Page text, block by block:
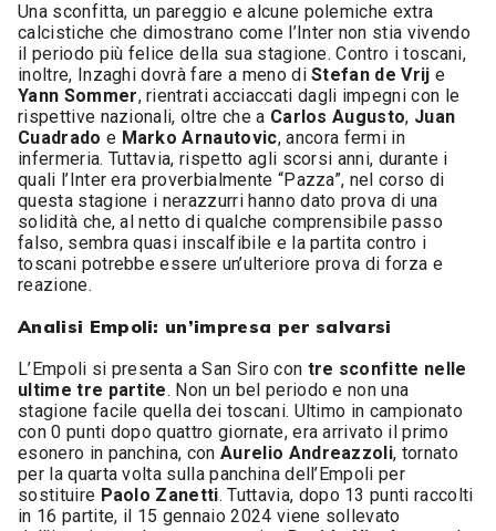
Una sconfitta, un pareggio e alcune polemiche extra
calcistiche che dimostrano come l’Inter non stia vivendo
il periodo più felice della sua stagione. Contro i toscani,
inoltre, Inzaghi dovrà fare a meno diStefan de Vrij e
Yann Sommer, rientrati acciaccati dagli impegni con le
rispettive nazionali, oltre che a Carlos Augusto, Juan
Cuadrado e Marko Arnautovic, ancora fermi in
infermeria. Tuttavia, rispetto agli scorsi anni, durante i
quali l’Inter era proverbialmente “Pazza”, nel corso di
questa stagione i nerazzurri hanno dato prova di una
solidità che, al netto di qualche comprensibile passo
falso, sembra quasi inscalfibile e la partita contro i
toscani potrebbe essere un’ulteriore prova di forza e
reazione.
Analisi Empoli: un’impresa per salvarsi
L’Empoli si presenta a San Siro con tre sconfitte nelle
ultime tre partite. Non un bel periodo e non una
stagione facile quella dei toscani. Ultimo in campionato
con 0 punti dopo quattro giornate, era arrivato il primo
esonero in panchina, conAurelio Andreazzoli, tornato
per la quarta volta sulla panchina dell’Empoli per
sostituire Paolo Zanetti. Tuttavia, dopo 13 punti raccolti
in 16 partite, il 15 gennaio 2024 viene sollevato